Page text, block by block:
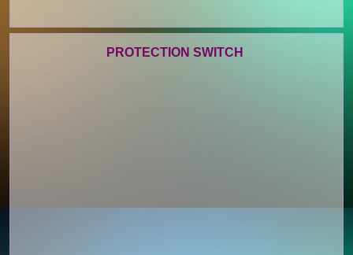
PROTECTION SWITCH